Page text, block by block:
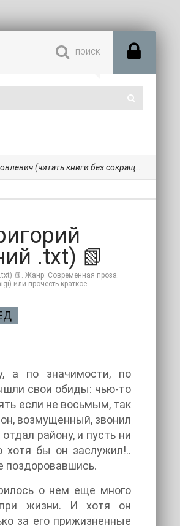
(читать книги без сокращений .txt) 📗
.txt) 📗
📗. Жанр: Современная проза.
или прочесть краткое
а по значимости, по
свои обиды: чью-то
если не восьмым, так
возмущенный, звонил
району, и пусть ни
хотя бы он заслужил!..
поздоровавшись.
о нем еще много
при жизни. И хотя он
за его прижизненные